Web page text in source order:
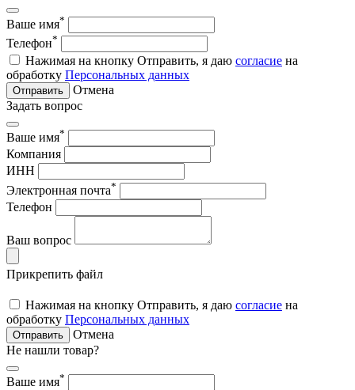
Ваше имя*
Телефон*
Нажимая на кнопку Отправить, я даю согласие на
обработку Персональных данных
Отправить
Отмена
Задать вопрос
Ваше имя*
Компания
ИНН
Электронная почта*
Телефон
Ваш вопрос
Прикрепить файл
Нажимая на кнопку Отправить, я даю согласие на
обработку Персональных данных
Отправить
Отмена
Не нашли товар?
Ваше имя*